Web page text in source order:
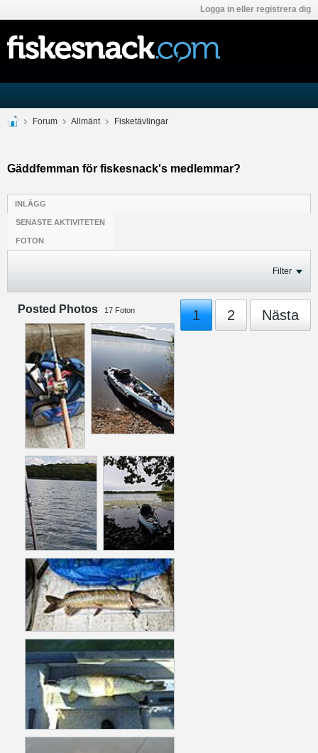
Logga in eller registrera dig
Forum Allmänt Fisketävlingar
Gäddfemman för fiskesnack's medlemmar?
INLÄGG
SENASTE AKTIVITETEN
FOTON
Filter
1 2 Nästa
Posted Photos 17 Foton